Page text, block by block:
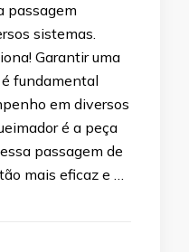
passagem
sistemas.
Garantir uma
fundamental
em diversos
é a peça
passagem de
mais eficaz e …